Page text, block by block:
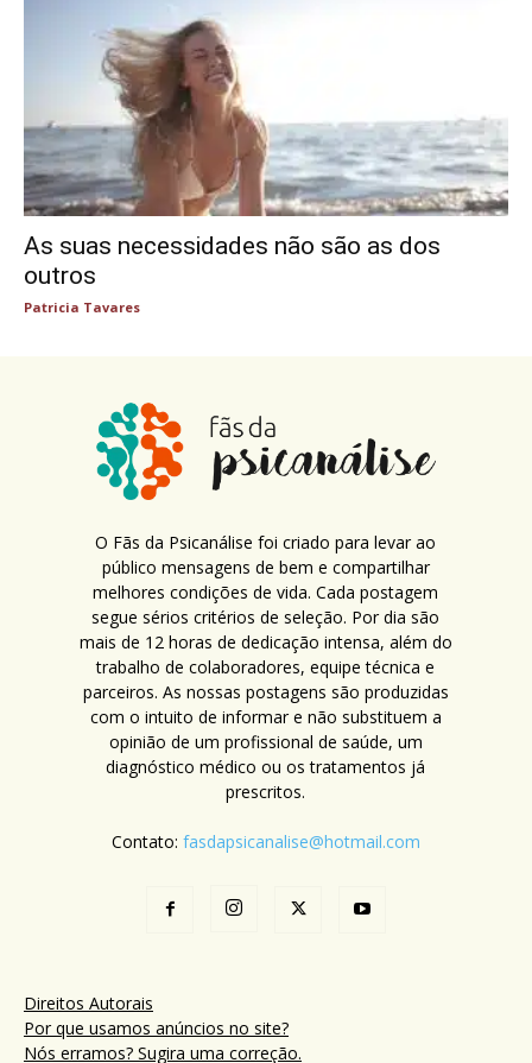
As suas necessidades não são as dos
outros
Patricia Tavares
O Fãs da Psicanálise foi criado para levar ao
público mensagens de bem e compartilhar
melhores condições de vida. Cada postagem
segue sérios critérios de seleção. Por dia são
mais de 12 horas de dedicação intensa, além do
trabalho de colaboradores, equipe técnica e
parceiros. As nossas postagens são produzidas
com o intuito de informar e não substituem a
opinião de um profissional de saúde, um
diagnóstico médico ou os tratamentos já
prescritos.
Contato: fasdapsicanalise@hotmail.com
Direitos Autorais
Por que usamos anúncios no site?
Nós erramos? Sugira uma correção.